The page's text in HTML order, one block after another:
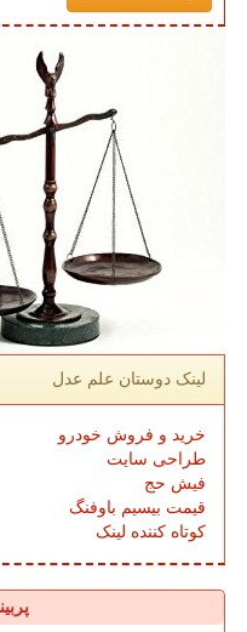
لینک دوستان علم عدل
خرید و فروش خودرو
طراحی سایت
فیش حج
قیمت بیسیم باوفنگ
کوتاه کننده لینک